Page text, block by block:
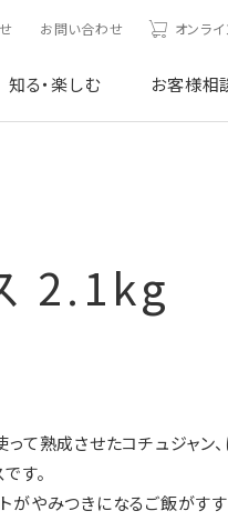
お問い合わせ オンラ
知る・楽しむ お客様相
2.1kg
って熟成させたコチュジャン
す。
がやみつきになるご飯がすす